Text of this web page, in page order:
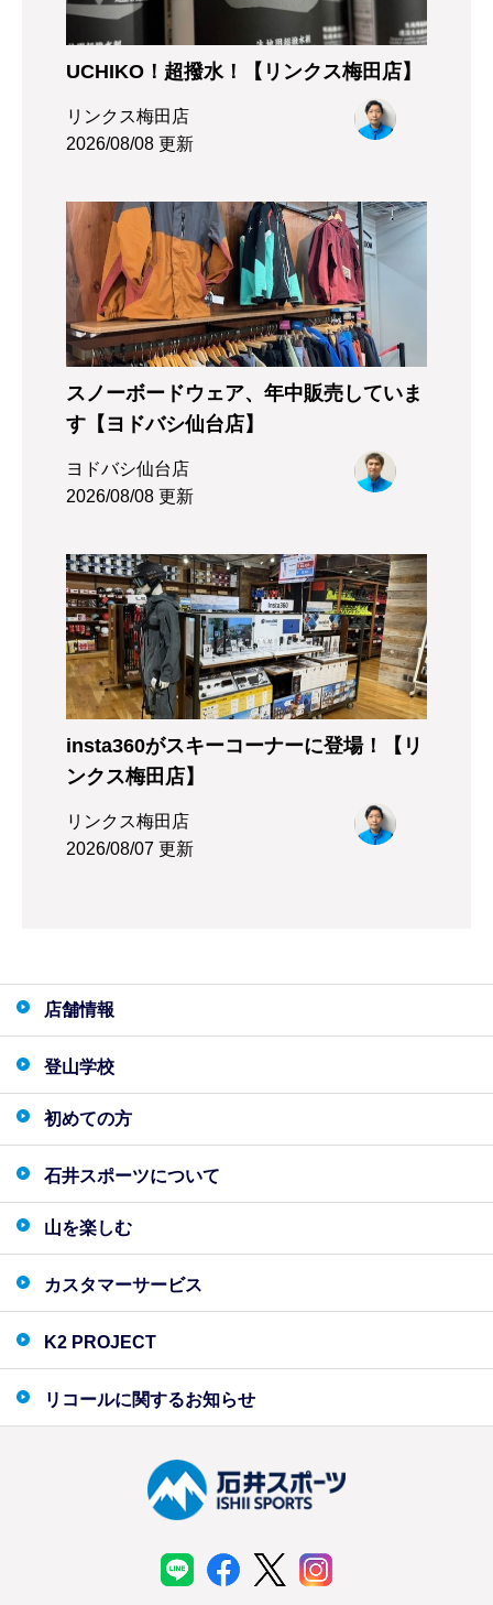
UCHIKO！超撥水！【リンクス梅田店】
リンクス梅田店
2026/08/08 更新
スノーボードウェア、年中販売していま
す【ヨドバシ仙台店】
ヨドバシ仙台店
2026/08/08 更新
insta360がスキーコーナーに登場！【リ
ンクス梅田店】
リンクス梅田店
2026/08/07 更新
店舗情報
登山学校
初めての方
石井スポーツについて
山を楽しむ
カスタマーサービス
K2 PROJECT
リコールに関するお知らせ